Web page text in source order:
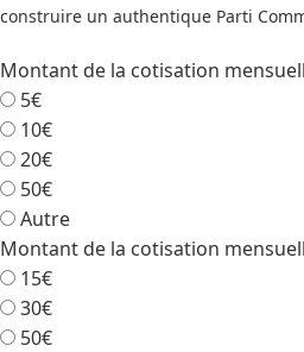
construire un authentique Parti
Montant de la cotisation
5€
10€
20€
50€
Autre
Montant de la cotisation
15€
30€
50€